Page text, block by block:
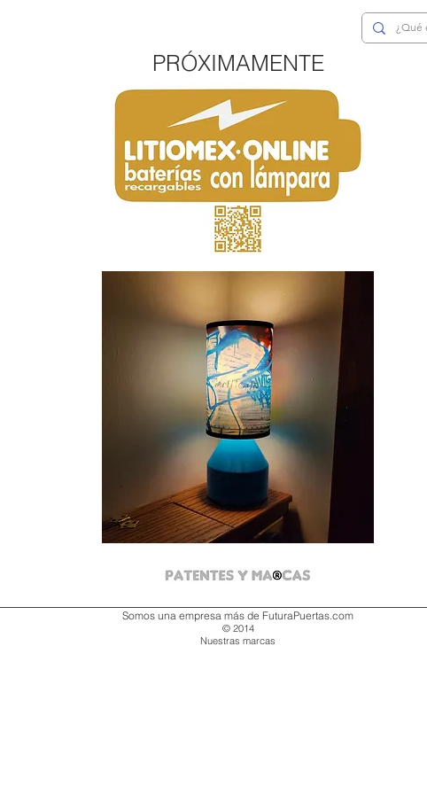
PRÓXIMAMENTE
Somos una empresa más de FuturaPuertas.com
© 2014
Nuestras marcas